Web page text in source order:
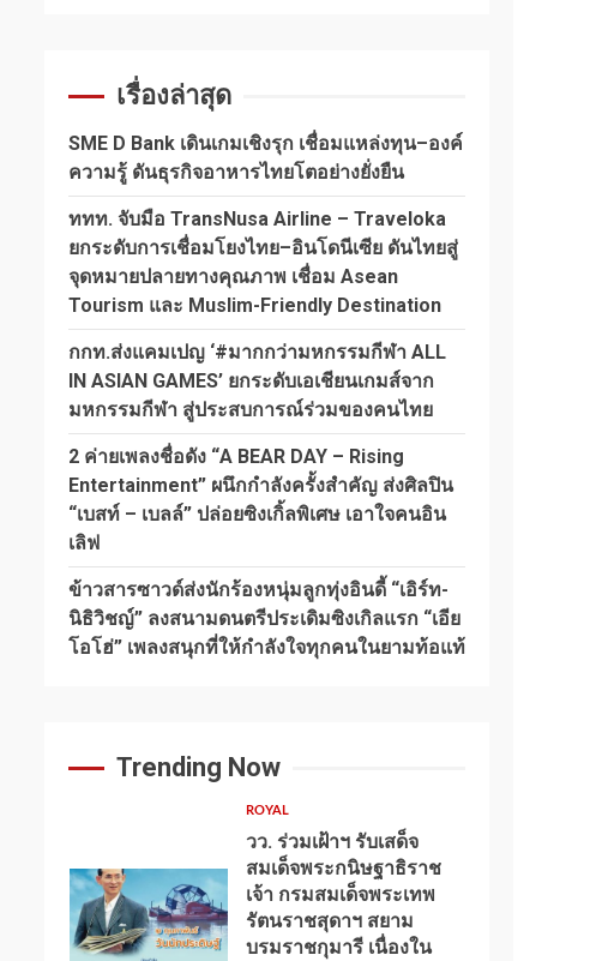
เรื่องล่าสุด
SME D Bank เดินเกมเชิงรุก เชื่อมแหล่งทุน–องค์
ความรู้ ดันธุรกิจอาหารไทยโตอย่างยั่งยืน
ททท. จับมือ TransNusa Airline – Traveloka
ยกระดับการเชื่อมโยงไทย–อินโดนีเซีย ดันไทยสู่
จุดหมายปลายทางคุณภาพ เชื่อม Asean
Tourism และ Muslim-Friendly Destination
กกท.ส่งแคมเปญ ‘#มากกว่ามหกรรมกีฬา ALL
IN ASIAN GAMES’ ยกระดับเอเชียนเกมส์จาก
มหกรรมกีฬา สู่ประสบการณ์ร่วมของคนไทย
2 ค่ายเพลงชื่อดัง “A BEAR DAY – Rising
Entertainment” ผนึกกำลังครั้งสำคัญ ส่งศิลปิน
“เบสท์ – เบลล์” ปล่อยซิงเกิ้ลพิเศษ เอาใจคนอิน
เลิฟ
ข้าวสารซาวด์ส่งนักร้องหนุ่มลูกทุ่งอินดี้ “เอิร์ท-
นิธิวิชญ์” ลงสนามดนตรีประเดิมซิงเกิลแรก “เอีย
โอโฮ่” เพลงสนุกที่ให้กำลังใจทุกคนในยามท้อแท้
Trending Now
ROYAL
วว. ร่วมเฝ้าฯ รับเสด็จ
สมเด็จพระกนิษฐาธิราช
เจ้า กรมสมเด็จพระเทพ
รัตนราชสุดาฯ สยาม
บรมราชกุมารี เนื่องใน